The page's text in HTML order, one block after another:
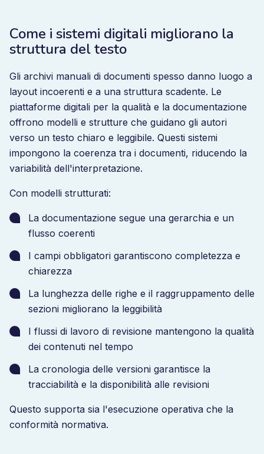
Come i sistemi digitali migliorano la
struttura del testo
Gli archivi manuali di documenti spesso danno luogo a
layout incoerenti e a una struttura scadente. Le
piattaforme digitali per la qualità e la documentazione
offrono modelli e strutture che guidano gli autori
verso un testo chiaro e leggibile. Questi sistemi
impongono la coerenza tra i documenti, riducendo la
variabilità dell'interpretazione.
Con modelli strutturati:
La documentazione segue una gerarchia e un
flusso coerenti
I campi obbligatori garantiscono completezza e
chiarezza
La lunghezza delle righe e il raggruppamento delle
sezioni migliorano la leggibilità
I flussi di lavoro di revisione mantengono la qualità
dei contenuti nel tempo
La cronologia delle versioni garantisce la
tracciabilità e la disponibilità alle revisioni
Questo supporta sia l'esecuzione operativa che la
conformità normativa.